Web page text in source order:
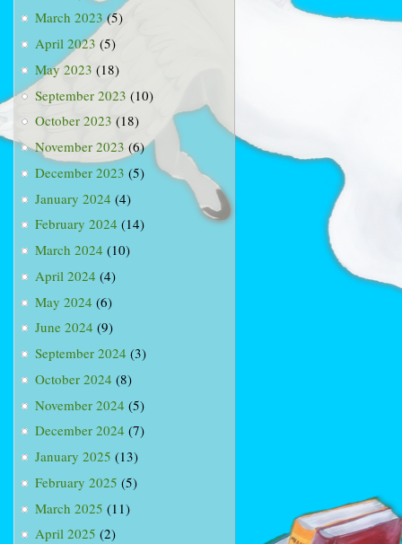
March 2023(5)
April 2023 (5)
May 2023 (18)
September 2023 (10)
October 2023 (18)
November 2023 (6)
December 2023 (5)
January 2024 (4)
February 2024 (14)
March 2024 (10)
April 2024 (4)
May 2024 (6)
June 2024 (9)
September 2024 (3)
October 2024 (8)
November 2024 (5)
December 2024 (7)
January 2025 (13)
February 2025 (5)
March 2025 (11)
April 2025 (2)